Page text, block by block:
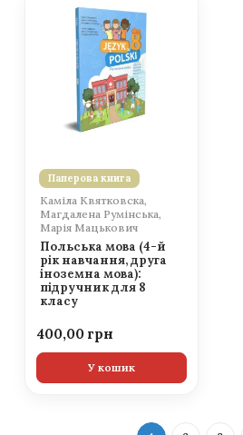
Паперова книга
Каміла Квятковска,
Магдалена Румінська,
Марія Мацькович
Польська мова (4-й
рік навчання, друга
іноземна мова):
підручник для 8
класу
400,00
У кошик